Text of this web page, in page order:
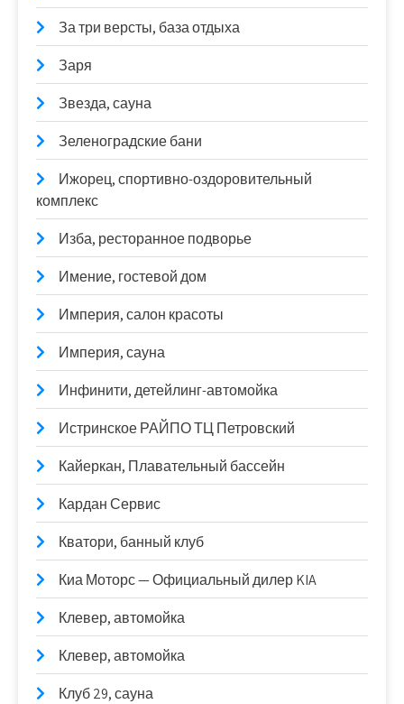
За три версты, база отдыха
Заря
Звезда, сауна
Зеленоградские бани
Ижорец, спортивно-оздоровительный
комплекс
Изба, ресторанное подворье
Имение, гостевой дом
Империя, салон красоты
Империя, сауна
Инфинити, детейлинг-автомойка
Истринское РАЙПО ТЦ Петровский
Кайеркан, Плавательный бассейн
Кардан Сервис
Кватори, банный клуб
Киа Моторс — Официальный дилер KIA
Клевер, автомойка
Клевер, автомойка
Клуб 29, сауна